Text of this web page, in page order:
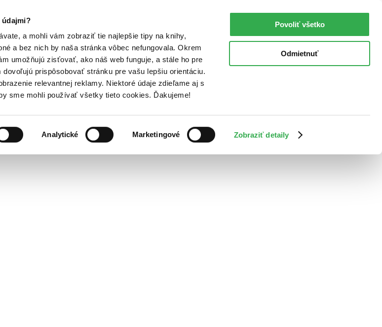
údajmi?
a mohli vám zobraziť tie najlepšie tipy na knihy,
a bez nich by naša stránka vôbec nefungovala. Okrem
umožňujú zisťovať, ako náš web funguje, a stále ho pre
prispôsobovať stránku pre vašu lepšiu orientáciu.
relevantnej reklamy. Niektoré údaje zdieľame aj s
sme mohli používať všetky tieto cookies. Ďakujeme!
Analytické Marketingové Zobraziť detaily
Povoliť všetko
Odmietnuť